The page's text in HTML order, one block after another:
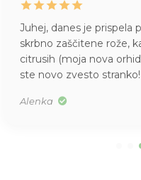
Juhej, danes je prispela
skrbno zaščitene rože,
citrusih (moja nova
ste novo zvesto stranko!
Alenka